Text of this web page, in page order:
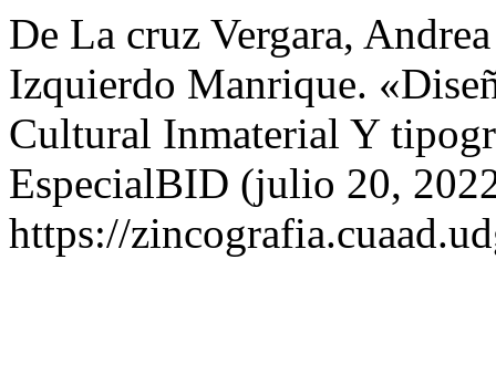
De La cruz Vergara,
Izquierdo Manrique.
Cultural Inmaterial Y
EspecialBID (julio 20,
https://